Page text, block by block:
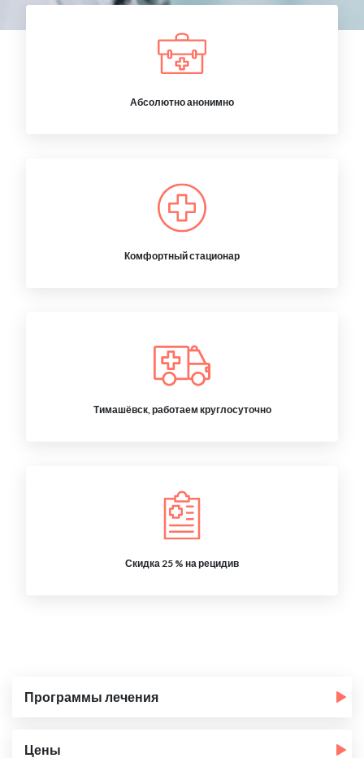
Абсолютно анонимно
Комфортный стационар
Тимашёвск, работаем круглосуточно
Скидка 25 % на рецидив
Программы лечения
Цены